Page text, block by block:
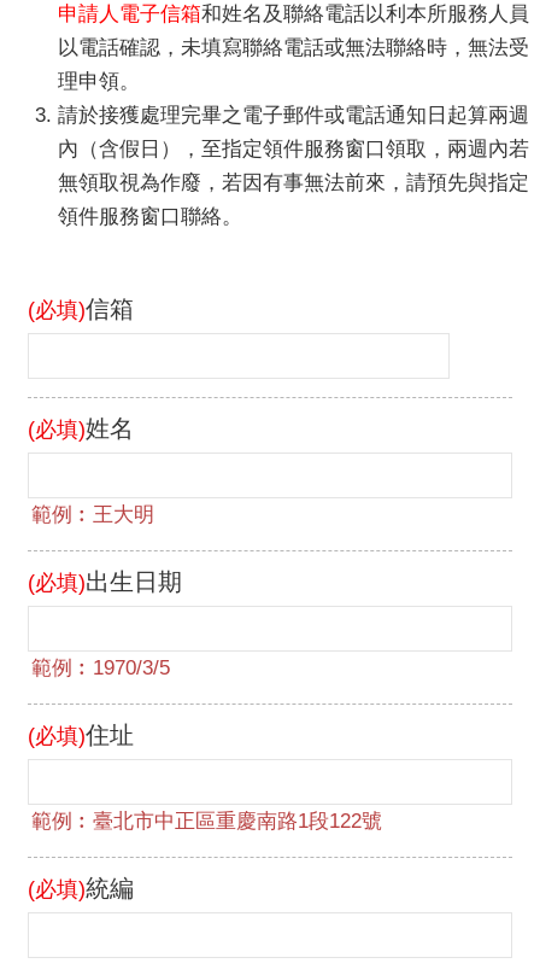
資
民
交
申請人電子信箱和姓名及聯絡電話以利本所服務人員
以電話確認，未填寫聯絡電話或無法聯絡時，無法受
理申領。
請於接獲處理完畢之電子郵件或電話通知日起算兩週
內（含假日），至指定領件服務窗口領取，兩週內若
無領取視為作廢，若因有事無法前來，請預先與指定
領件服務窗口聯絡。
(必填)信箱
(必填)姓名
(必填)出生日期
(必填)住址
(必填)統編